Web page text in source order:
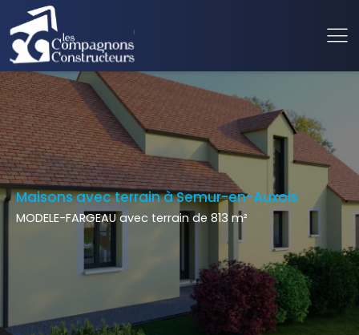
Maisons avec terrain à Semur-en-Auxois
MODELE-FARGEAU avec terrain de 813 m²